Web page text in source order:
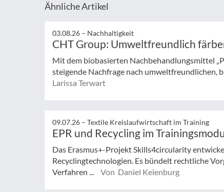
Ähnliche Artikel
03.08.26 – Nachhaltigkeit
CHT Group: Umweltfreundlich
Mit dem biobasierten Nachbehandlungsmittel
steigende Nachfrage nach umweltfreundlichen,
Larissa Terwart
09.07.26 – Textile Kreislaufwirtschaft im Training
EPR und Recycling im
Das Erasmus+-Projekt Skills4circularity
Recyclingtechnologien. Es bündelt rechtliche
Verfahren ...
Von Daniel Keienburg